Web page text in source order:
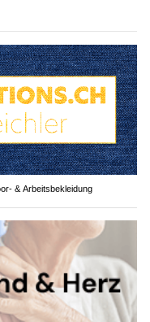
& Arbeitsbekleidung